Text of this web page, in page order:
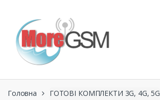
навігації
вмісту
Головна ГОТОВІ КОМПЛЕКТИ 3G, 4G, 5G